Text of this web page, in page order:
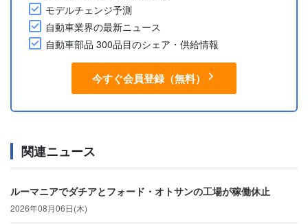
モデルチェンジ予測
自動車業界の最新ニュース
自動車部品 300品目のシェア・供給情報
今すぐ会員登録（無料）
関連ニュース
ルーマニアでダチアとフォード・オトサンの工場が稼働休止
2026年08月06日(木)